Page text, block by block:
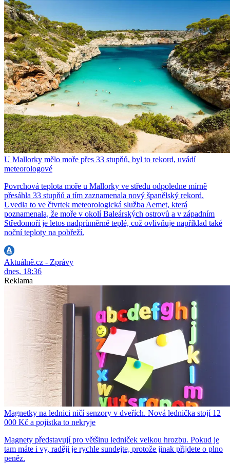
U Mallorky mělo moře přes 33 stupňů, byl to rekord, uvádí
meteorologové
Povrchová teplota moře u Mallorky ve středu odpoledne mírně
přesáhla 33 stupňů a tím zaznamenala nový španělský rekord.
Uvedla to ve čtvrtek meteorologická služba Aemet, která
poznamenala, že moře v okolí Baleárských ostrovů a v západním
Středomoří je letos nadprůměrně teplé, což ovlivňuje například také
noční teploty na pobřeží.
Aktuálně.cz - Zprávy
dnes, 18:36
Reklama
Magnetky na lednici ničí senzory v dveřích. Nová lednička stojí 12
000 Kč a pojistka to nekryje
Magnety představují pro většinu ledniček velkou hrozbu. Pokud je
tam máte i vy, raději je rychle sundejte, protože jinak přijdete o plno
peněz.